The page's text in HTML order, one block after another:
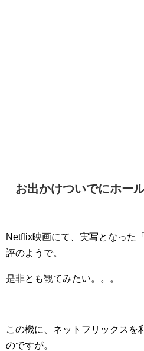
お出かけついでにホー
Netflix映画にて、実写となった「
評のようで。
是非とも観てみたい。。。
この機に、ネットフリックスを
のですが。